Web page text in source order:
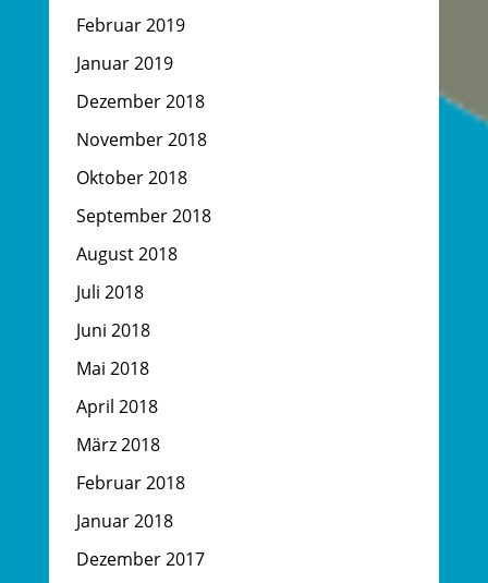
Februar 2019
Januar 2019
Dezember 2018
November 2018
Oktober 2018
September 2018
August 2018
Juli 2018
Juni 2018
Mai 2018
April 2018
März 2018
Februar 2018
Januar 2018
Dezember 2017